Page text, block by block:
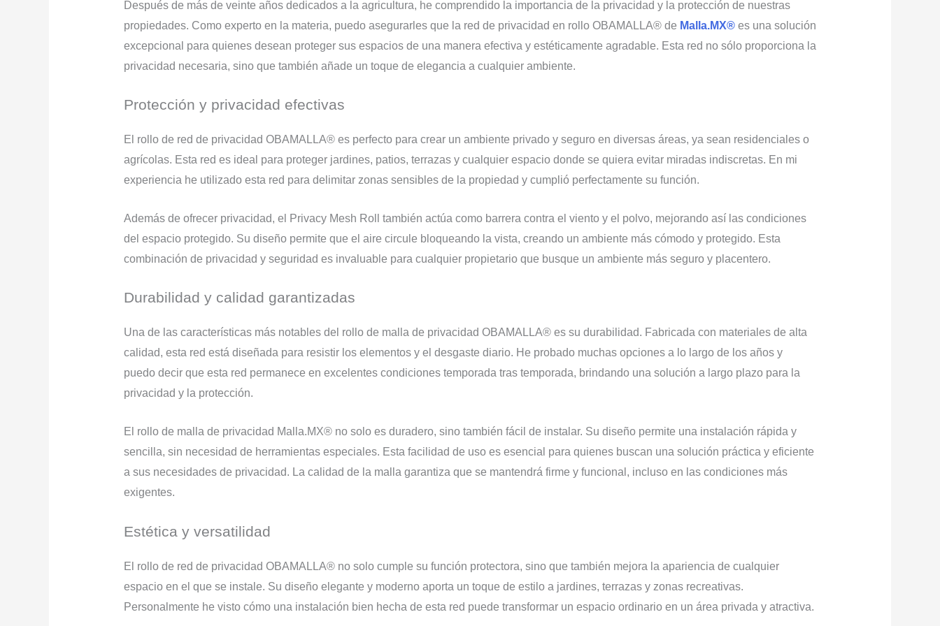
Después de más de veinte años dedicados a la agricultura, he comprendido la importancia de la privacidad y la protección de nuestras
propiedades. Como experto en la materia, puedo asegurarles que la red de privacidad en rollo OBAMALLA® de Malla.MX®es una solución
excepcional para quienes desean proteger sus espacios de una manera efectiva y estéticamente agradable. Esta red no sólo proporciona la
privacidad necesaria, sino que también añade un toque de elegancia a cualquier ambiente.
Protección y privacidad efectivas
El rollo de red de privacidad OBAMALLA® es perfecto para crear un ambiente privado y seguro en diversas áreas, ya sean residenciales o
agrícolas. Esta red es ideal para proteger jardines, patios, terrazas y cualquier espacio donde se quiera evitar miradas indiscretas. En mi
experiencia he utilizado esta red para delimitar zonas sensibles de la propiedad y cumplió perfectamente su función.
Además de ofrecer privacidad, el Privacy Mesh Roll también actúa como barrera contra el viento y el polvo, mejorando así las condiciones
del espacio protegido. Su diseño permite que el aire circule bloqueando la vista, creando un ambiente más cómodo y protegido. Esta
combinación de privacidad y seguridad es invaluable para cualquier propietario que busque un ambiente más seguro y placentero.
Durabilidad y calidad garantizadas
Una de las características más notables del rollo de malla de privacidad OBAMALLA® es su durabilidad. Fabricada con materiales de alta
calidad, esta red está diseñada para resistir los elementos y el desgaste diario. He probado muchas opciones a lo largo de los años y
puedo decir que esta red permanece en excelentes condiciones temporada tras temporada, brindando una solución a largo plazo para la
privacidad y la protección.
El rollo de malla de privacidad Malla.MX® no solo es duradero, sino también fácil de instalar. Su diseño permite una instalación rápida y
sencilla, sin necesidad de herramientas especiales. Esta facilidad de uso es esencial para quienes buscan una solución práctica y eficiente
a sus necesidades de privacidad. La calidad de la malla garantiza que se mantendrá firme y funcional, incluso en las condiciones más
exigentes.
Estética y versatilidad
El rollo de red de privacidad OBAMALLA® no solo cumple su función protectora, sino que también mejora la apariencia de cualquier
espacio en el que se instale. Su diseño elegante y moderno aporta un toque de estilo a jardines, terrazas y zonas recreativas.
Personalmente he visto cómo una instalación bien hecha de esta red puede transformar un espacio ordinario en un área privada y atractiva.